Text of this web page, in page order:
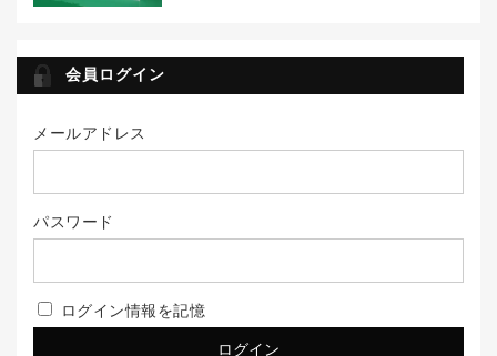
会員ログイン
メールアドレス
パスワード
ログイン情報を記憶